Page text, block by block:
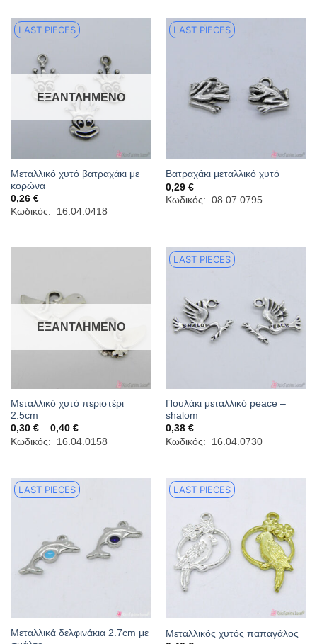
LAST PIECES
ΕΞΑΝΤΛΗΜΈΝΟ
Μεταλλικό χυτό βατραχάκι με
κορώνα
0,26 €
Κωδικός: 16.04.0418
LAST PIECES
Βατραχάκι μεταλλικό χυτό
0,29 €
Κωδικός: 08.07.0795
ΕΞΑΝΤΛΗΜΈΝΟ
Μεταλλικό χυτό περιστέρι
2.5cm
0,30 € – 0,40 €Price
range:
0,30 €
Κωδικός: 16.04.0158
LAST PIECES
Πουλάκι μεταλλικό peace –
shalom
0,38 €
Κωδικός: 16.04.0730
LAST PIECES
Μεταλλικά δελφινάκια 2.7cm με
LAST PIECES
Μεταλλικός χυτός παπαγάλος